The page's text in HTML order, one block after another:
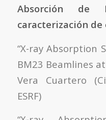
Absorción
caracterización de
“X-ray Absorption
BM23 Beamlines at
Vera Cuartero
ESRF)